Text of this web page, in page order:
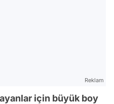
Reklam
için büyük boy